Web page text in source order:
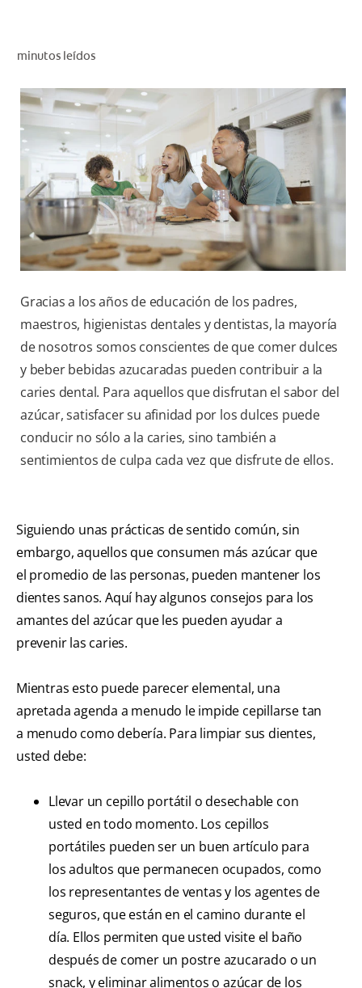
PROMOCIONES
SUSCRÍBASE
minutos leídos
Gracias a los años de educación de los padres,
maestros, higienistas dentales y dentistas, la mayoría
de nosotros somos conscientes de que comer dulces
y beber bebidas azucaradas pueden contribuir a la
caries dental. Para aquellos que disfrutan el sabor del
azúcar, satisfacer su afinidad por los dulces puede
conducir no sólo a la caries, sino también a
sentimientos de culpa cada vez que disfrute de ellos.
Siguiendo unas prácticas de sentido común, sin
embargo, aquellos que consumen más azúcar que
el promedio de las personas, pueden mantener los
dientes sanos. Aquí hay algunos consejos para los
amantes del azúcar que les pueden ayudar a
prevenir las caries.
Mientras esto puede parecer elemental, una
apretada agenda a menudo le impide cepillarse tan
a menudo como debería. Para limpiar sus dientes,
usted debe:
Llevar un cepillo portátil o desechable con
usted en todo momento. Los cepillos
portátiles pueden ser un buen artículo para
los adultos que permanecen ocupados, como
los representantes de ventas y los agentes de
seguros, que están en el camino durante el
día. Ellos permiten que usted visite el baño
después de comer un postre azucarado o un
snack, y eliminar alimentos o azúcar de los